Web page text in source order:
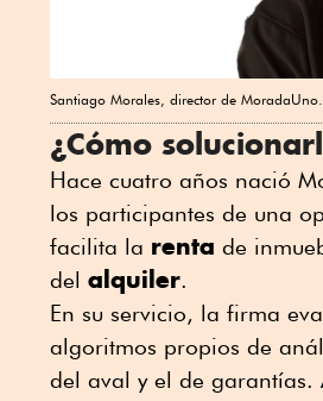
Santiago Morales, director de MoradaUno.
¿Cómo
Hace cuatro años nació
los participantes de una
facilita la renta de
del alquiler.
En su servicio, la firma
algoritmos propios de
del aval y el de garantías.